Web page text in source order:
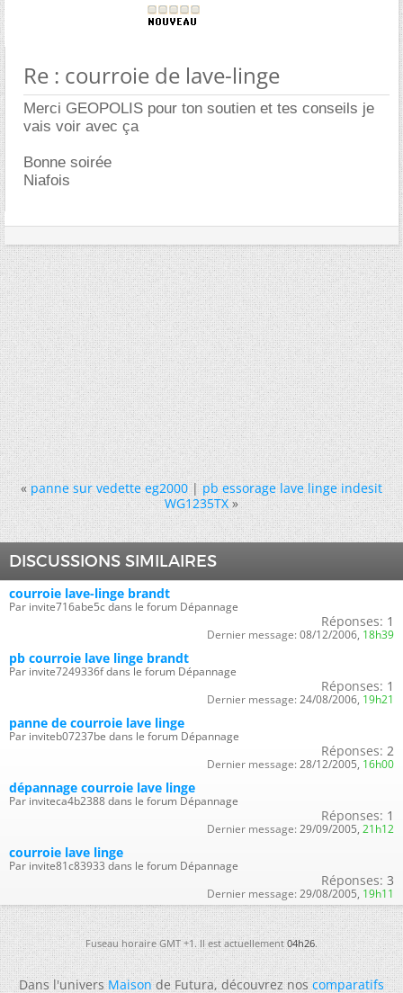
Re : courroie de lave-linge
Merci GEOPOLIS pour ton soutien et tes conseils je
vais voir avec ça
Bonne soirée
Niafois
« panne sur vedette eg2000|pb essorage lave linge indesit
WG1235TX »
DISCUSSIONS SIMILAIRES
courroie lave-linge brandt
Par invite716abe5c dans le forum Dépannage
Réponses: 1
Dernier message: 08/12/2006, 18h39
pb courroie lave linge brandt
Par invite7249336f dans le forum Dépannage
Réponses: 1
Dernier message: 24/08/2006, 19h21
panne de courroie lave linge
Par inviteb07237be dans le forum Dépannage
Réponses: 2
Dernier message: 28/12/2005, 16h00
dépannage courroie lave linge
Par inviteca4b2388 dans le forum Dépannage
Réponses: 1
Dernier message: 29/09/2005, 21h12
courroie lave linge
Par invite81c83933 dans le forum Dépannage
Réponses: 3
Dernier message: 29/08/2005, 19h11
Fuseau horaire GMT +1. Il est actuellement04h26.
Dans l'universMaisonde Futura, découvrez noscomparatifs